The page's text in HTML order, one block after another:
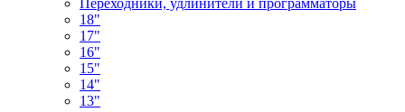
Переходники, удлинители и программаторы
18"
17"
16"
15"
14"
13"